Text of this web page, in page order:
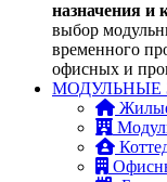
назначения и
выбор
временного
офисных и
МОДУЛЬНЫЕ